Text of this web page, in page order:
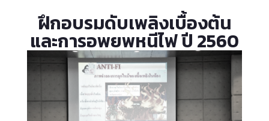
การบริหารความต่อเนื่อง
แผนฉุกเฉินในสถานการณ์ต่าง ๆ
ธรณีพิบัติภัย 2568
ระบบรายงานความเสี่ยง
กิจกรรมบริหารความเสี่ยง
SDG-Publication
กระบวนการพัฒนาคุณภาพของ
คณะฯ
การจัดการเรื่องร้องเรียน
รับเรื่องร้องเรียนออนไลน์
ฝึกอบรมดับเพลิงเบื้องต้น
และการอพยพหนีไฟ ปี 2560